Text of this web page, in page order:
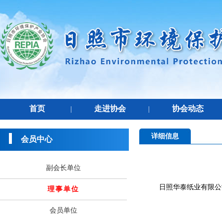
首页 走进协会 协会动态
会员中心
副会长单位
理事单位
会员单位
详细信息
日照华泰纸业有限